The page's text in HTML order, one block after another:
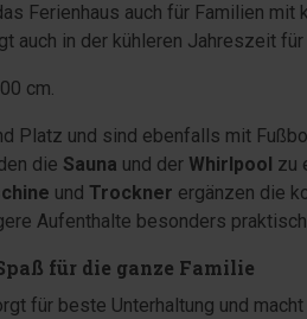
Ferienhaus auch für Familien mit
auch in der kühleren Jahreszeit
cm.
Platz und sind ebenfalls mit
die Sauna und der Whirlpool zu
und Trockner ergänzen die
Aufenthalte besonders
für die ganze Familie
für beste Unterhaltung und